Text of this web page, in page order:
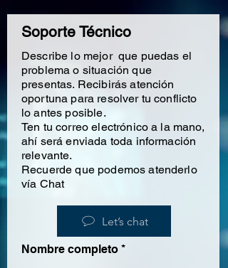
Soporte Técnico
Describe lo mejor que puedas el
problema o situación que
presentas. Recibirás atención
oportuna para resolver tu conflicto
lo antes posible.
Ten tu correo electrónico a la mano,
ahí será enviada toda información
relevante.
Recuerde que podemos atenderlo
vía Chat
Let’s chat
Nombre completo